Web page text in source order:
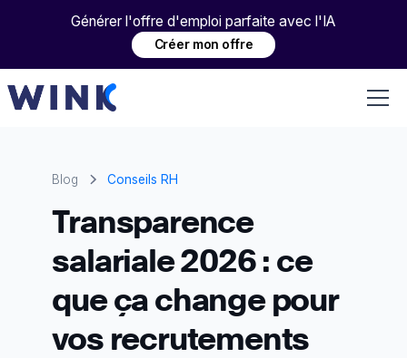
Générer l'offre d'emploi parfaite avec l'IA
Créer mon offre
Blog Conseils RH
Transparence
salariale 2026 : ce
que ça change pour
vos recrutements